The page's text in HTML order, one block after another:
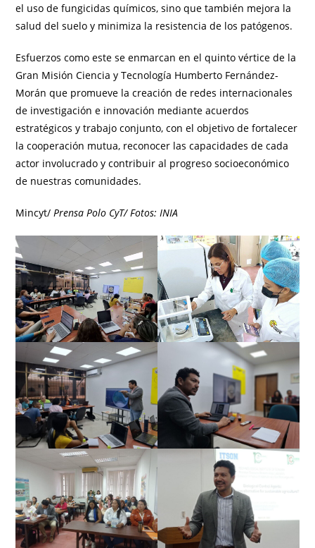
el uso de fungicidas químicos, sino que también mejora la
salud del suelo y minimiza la resistencia de los patógenos.
Esfuerzos como este se enmarcan en el quinto vértice de la
Gran Misión Ciencia y Tecnología Humberto Fernández-
Morán que promueve la creación de redes internacionales
de investigación e innovación mediante acuerdos
estratégicos y trabajo conjunto, con el objetivo de fortalecer
la cooperación mutua, reconocer las capacidades de cada
actor involucrado y contribuir al progreso socioeconómico
de nuestras comunidades.
Mincyt/Prensa Polo CyT/ Fotos: INIA